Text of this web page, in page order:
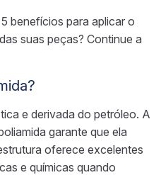
benefícios para aplicar o
suas peças? Continue a
?
e derivada do petróleo. A
garante que ela
oferece excelentes
e químicas quando